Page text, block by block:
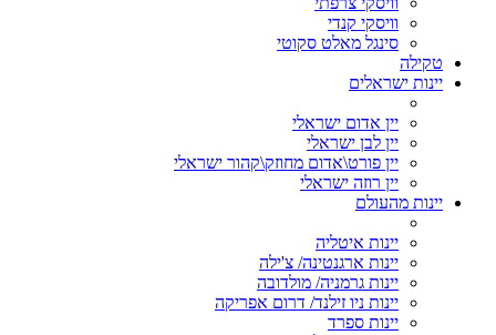
וויסקי קנדי
סינגל מאלט סקוטי
טקילה
יינות ישראלים
יין אדום ישראלי
יין לבן ישראלי
יין פורט\אדום מחוזק\קהור ישראלי
יין רוזה ישראלי
יינות מהעולם
יינות איטליה
יינות ארגנטינה/ צ'ילה
יינות גרמניה/ מולדובה
יינות ניו זילנד/ דרום אפריקה
יינות ספרד